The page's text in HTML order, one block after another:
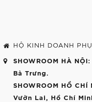
HỘ KINH DOANH
SHOWROOM HÀ NỘI:
Bà Trưng.
SHOWROOM HỒ CHÍ
Vườn Lai, Hồ Chí